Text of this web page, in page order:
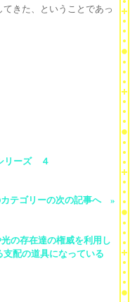
きた、ということであっ
リーズ ４
カテゴリーの次の記事へ »
の存在達の権威を利用し
支配の道具になっている